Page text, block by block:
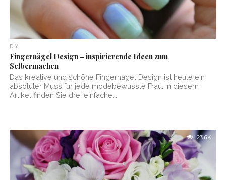
DIY
Fingernägel Design – inspirierende Ideen zum
Selbermachen
Das kreative und schöne Fingernägel Design ist heute ein
absoluter Muss für jede modebewusste Frau. In diesem
Artikel finden Sie drei einfache...
23.6K